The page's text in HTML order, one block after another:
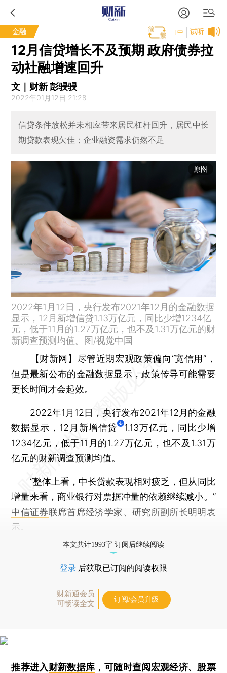
金融 试听
T中
12月信贷增长不及预期 政府债券拉
动社融增速回升
文｜财新 彭骎骎
2022年01月12日 21:28
信贷条件放松并未相应带来居民杠杆回升，居民中长
期贷款表现欠佳；企业融资需求仍然不足
原图
2022年1月12日，央行发布2021年12月的金融数据
显示，12月新增信贷1.13万亿元，同比少增1234亿
元，低于11月的1.27万亿元，也不及1.31万亿元的财
新调查预测均值。图/视觉中国
【财新网】 尽管近期宏观政策偏向“宽信用”，
但是最新公布的金融数据显示，政策传导可能需要
更长时间才会起效。
2022年1月12日，央行发布2021年12月的金融
数据显示， 12月新增信贷
1.13万亿元，同比少增
1234亿元，低于11月的1.27万亿元，也不及1.31万
亿元的财新调查预测均值。
“整体上看，中长贷款表现相对疲乏，但从同比
增量来看，商业银行对票据冲量的依赖继续减小。”
中信证券联席首席经济学家、研究所副所长明明表
示。
本文共计1993字 订阅后继续阅读
登录 后获取已订阅的阅读权限
财新通会员
可畅读全文
订阅/会员升级
推荐进入财新数据库 ，可随时查阅宏观经济、股票